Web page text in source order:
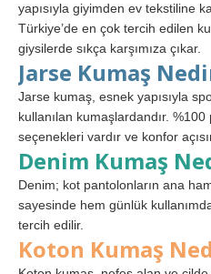
yapısıyla giyimden ev tekstiline
Türkiye’de en çok tercih edilen
giysilerde sıkça karşımıza çıkar.
Jarse Kumaş
Jarse kumaş, esnek yapısıyla
kullanılan kumaşlardandır. %100
seçenekleri vardır ve konfor
Denim Kumaş
Denim; kot pantolonların ana
sayesinde hem günlük
tercih edilir.
Koton Kumaş